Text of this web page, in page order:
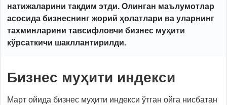
натижаларини тақдим этди. Олинган маълумотлар
асосида бизнеснинг жорий ҳолатлари ва уларнинг
тахминларини тавсифловчи бизнес муҳити
кўрсаткичи шакллантирилди.
Бизнес муҳити индекси
Март ойида бизнес муҳити индекси ўтган ойга нисбатан